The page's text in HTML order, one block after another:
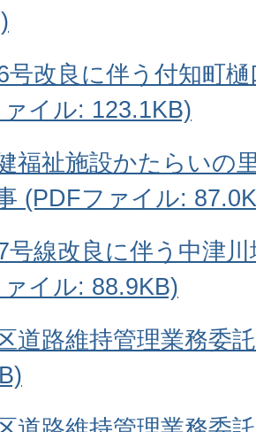
号改良に伴う付知町
イル: 123.1KB)
福祉施設かたらいの
(PDFファイル:
号線改良に伴う中津
イル: 88.9KB)
道路維持管理業務委